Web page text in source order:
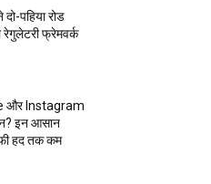
पहिया रोड
रेगुलेटरी फ्रेमवर्क
और Instagram
इन आसान
हद तक कम